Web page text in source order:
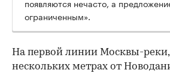
появляются нечасто, а
ограниченным».
На первой линии Москвы-реки,
нескольких метрах от